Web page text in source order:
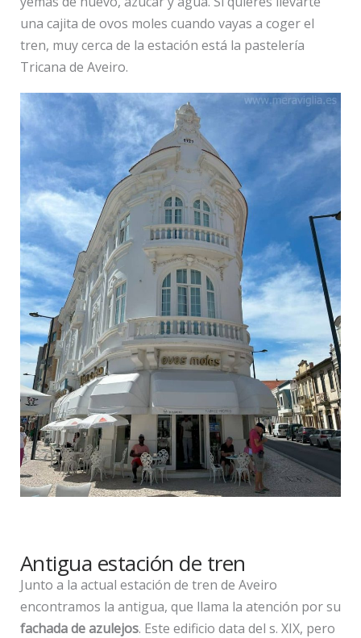
una cajita de ovos moles cuando vayas a coger el
tren, muy cerca de la estación está la pastelería
Tricana de Aveiro.
Antigua estación de tren
Junto a la actual estación de tren de Aveiro
encontramos la antigua, que llama la atención por su
fachada de azulejos. Este edificio data del s. XIX, pero